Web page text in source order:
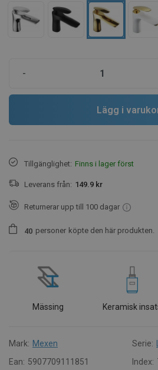
-
Lägg i
Tillgänglighet: Finns i lager först
Leverans från: 149.9 kr
Returnerar upp till 100 dagar
40 personer köpte den här produkten.
Mässing Keramisk
Mark: Mexen Serie:
Ean: 5907709111851 Index: